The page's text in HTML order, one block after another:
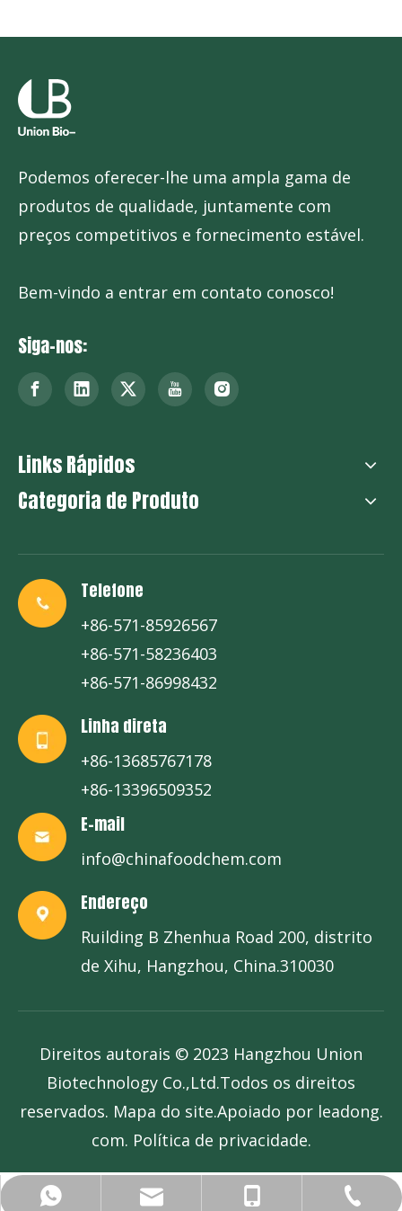
Chocolate granulado
Bolo granulado
Podemos oferecer-lhe uma ampla gama de
produtos de qualidade, juntamente com
preços competitivos e fornecimento estável.
Bem-vindo a entrar em contato conosco!
Siga-nos:
Links Rápidos
Categoria de Produto
+86-13685767178
info@chinafoodchem.com
+86-13685767178
+86-571-58236403
Telefone
+86-571-85926567
+86-571-58236403
+86-571-86998432
Linha direta
+86-13685767178
+86-13396509352
E-mail
info@chinafoodchem.com
Endereço
Ruilding B Zhenhua Road 200, distrito
de Xihu, Hangzhou, China.310030
Direitos autorais © 2023 Hangzhou Union
Biotechnology Co.,Ltd.Todos os direitos
reservados. Mapa do site.Apoiado por leadong.
com. Política de privacidade.